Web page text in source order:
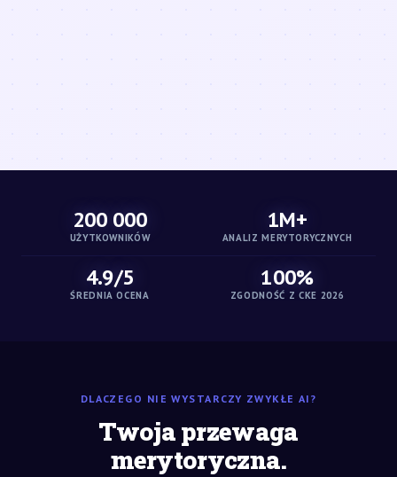
200 000
UŻYTKOWNIKÓW
1M+
ANALIZ MERYTORYCZNYCH
4.9/5
ŚREDNIA OCENA
100%
ZGODNOŚĆ Z CKE 2026
DLACZEGO NIE WYSTARCZY ZWYKŁE AI?
Twoja przewaga
merytoryczna.